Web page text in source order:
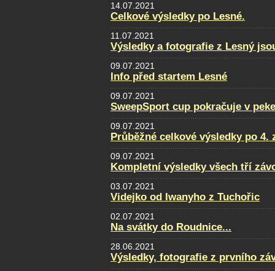
14.07.2021
Celkové výsledky po Lesné.
11.07.2021
Výsledky a fotografie z Lesný
09.07.2021
Info před startem Lesné
09.07.2021
SweepSport cup pokračuje v
09.07.2021
Průběžné celkové výsledky po 4.
09.07.2021
Kompletní výsledky všech tří
03.07.2021
Videjko od Iwanyho z Tuchořic
02.07.2021
Na svátky do Roudnice...
28.06.2021
Výsledky, fotografie z prvního